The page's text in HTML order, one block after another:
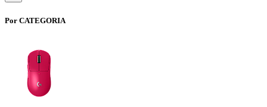
Por CATEGORIA